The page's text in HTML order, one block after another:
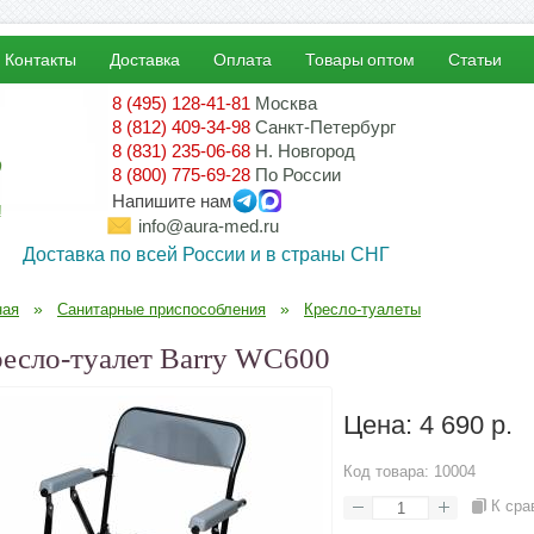
Контакты Доставка Оплата Товары оптом Статьи
8 (495) 128-41-81 Москва
8 (812) 409-34-98 Санкт-Петербург
8 (831) 235-06-68 Н. Новгород
8 (800) 775-69-28 По России
Напишите нам
info@aura-med.ru
Доставка по всей России и в страны СНГ
» Санитарные приспособления » Кресло-туалеты
туалет Barry WC600
Цена: 4 690 р.
Код товара: 10004
К